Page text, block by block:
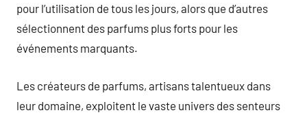
pour l’utilisation de tous les jours, alors que d’autres
sélectionnent des parfums plus forts pour les
événements marquants.
Les créateurs de parfums, artisans talentueux dans
leur domaine, exploitent le vaste univers des senteurs